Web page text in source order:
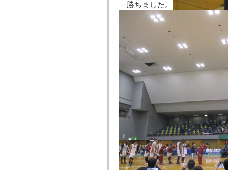
勝ちました。